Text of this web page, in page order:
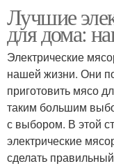
Лучшие
для дома:
Электрические
нашей жизни. Они
приготовить мясо
таким большим
с выбором. В этой
электрические
сделать